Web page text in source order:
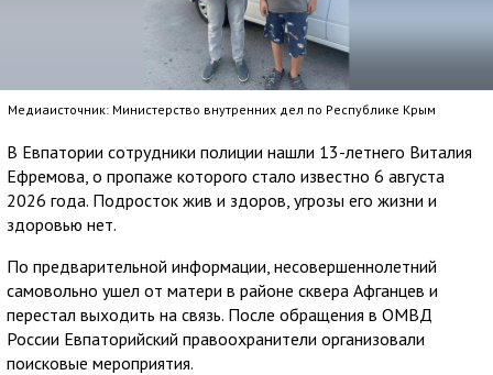
Медиаисточник: Министерство внутренних дел по Республике Крым
В Евпатории сотрудники полиции нашли 13-летнего Виталия
Ефремова, о пропаже которого стало известно 6 августа
2026 года. Подросток жив и здоров, угрозы его жизни и
здоровью нет.
По предварительной информации, несовершеннолетний
самовольно ушел от матери в районе сквера Афганцев и
перестал выходить на связь. После обращения в ОМВД
России Евпаторийский правоохранители организовали
поисковые мероприятия.